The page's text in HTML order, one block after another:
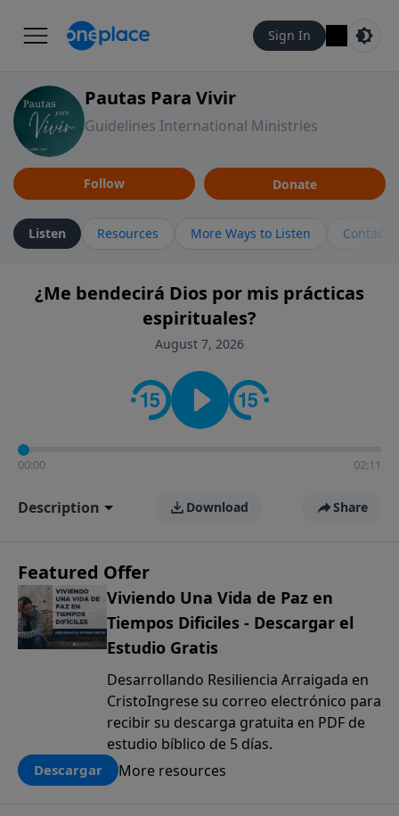
Sign In
Pautas Para Vivir
Guidelines International Ministries
Follow Donate
Listen Resources More Ways to Listen Contact
¿Me bendecirá Dios por mis prácticas
espirituales?
August 7, 2026
00:00 02:11
Description Download Share
Featured Offer
Viviendo Una Vida de Paz en
Tiempos Dificiles - Descargar el
Estudio Gratis
Desarrollando Resiliencia Arraigada en
CristoIngrese su correo electrónico para
recibir su descarga gratuita en PDF de
estudio bíblico de 5 días.
Descargar More resources